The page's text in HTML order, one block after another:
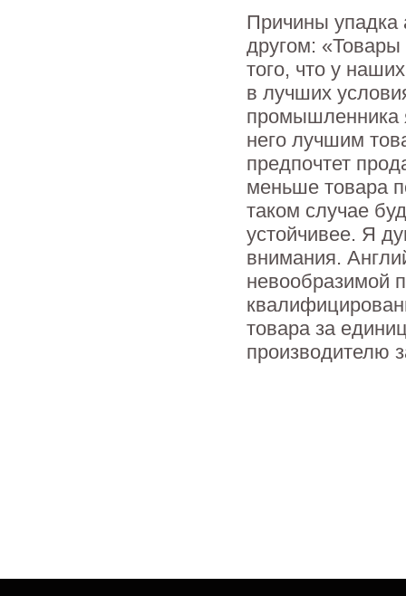
Причины упадка
другом: «Товары
того, что у
в лучших
промышленника
него лучшим
предпочтет
меньше товара
таком случае
устойчивее. Я
внимания.
невообразимой
товара за
производителю